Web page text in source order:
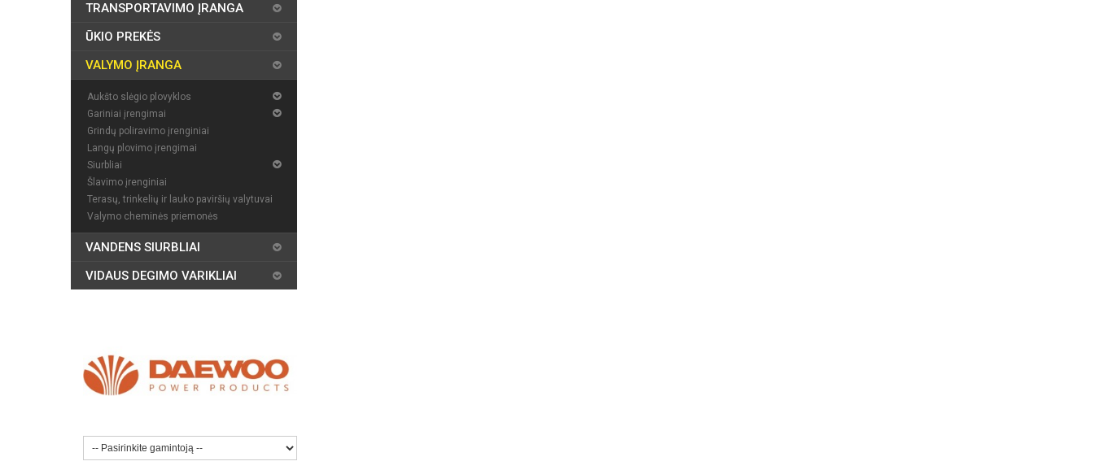
TRANSPORTAVIMO ĮRANGA
ŪKIO PREKĖS
VALYMO ĮRANGA
Aukšto slėgio plovyklos
Gariniai įrengimai
Grindų poliravimo įrenginiai
Langų plovimo įrengimai
Siurbliai
Šlavimo įrenginiai
Terasų, trinkelių ir lauko paviršių valytuvai
Valymo cheminės priemonės
VANDENS SIURBLIAI
VIDAUS DEGIMO VARIKLIAI